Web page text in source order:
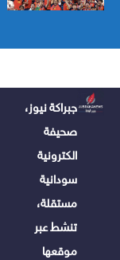
جبراكة نيوز،
صحيفة
الكترونية
سودانية
مستقلة،
تنشط عبر
موقعها